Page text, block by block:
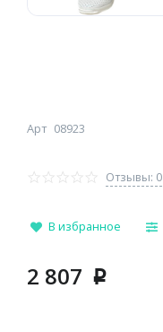
Арт 08923
Отзывы: 0
В избранное
2 807 p